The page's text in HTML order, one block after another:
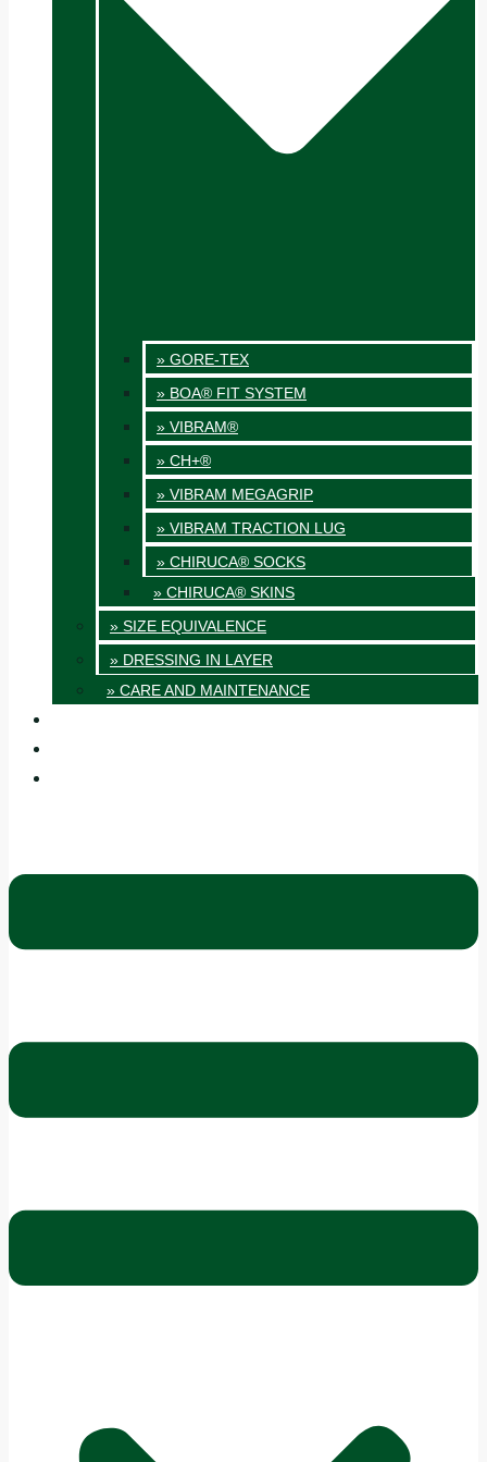
» GORE-TEX
» BOA® FIT SYSTEM
» VIBRAM®
» CH+®
» VIBRAM MEGAGRIP
» VIBRAM TRACTION LUG
» CHIRUCA® SOCKS
» CHIRUCA® SKINS
» SIZE EQUIVALENCE
» DRESSING IN LAYER
» CARE AND MAINTENANCE